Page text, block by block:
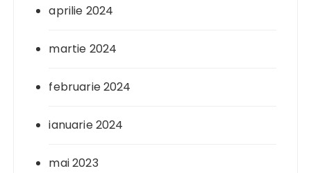
aprilie 2024
martie 2024
februarie 2024
ianuarie 2024
mai 2023